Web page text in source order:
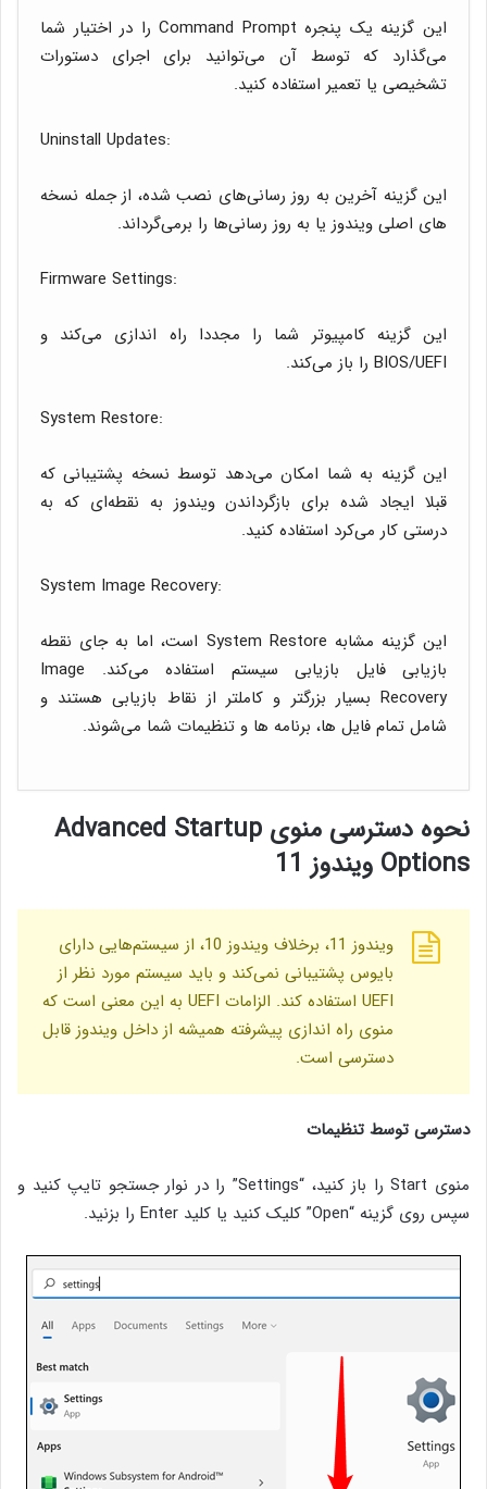
این گزینه یک پنجره Command Prompt را در اختیار شما
می‌گذارد که توسط آن می‌توانید برای اجرای دستورات
تشخیصی یا تعمیر استفاده کنید.
Uninstall Updates:
این گزینه آخرین به روز رسانی‌های نصب شده، از جمله نسخه
های اصلی ویندوز یا به روز رسانی‌ها را برمی‌گرداند.
Firmware Settings:
این گزینه کامپیوتر شما را مجددا راه اندازی می‌کند و
BIOS/UEFI را باز می‌کند.
System Restore:
این گزینه به شما امکان می‌دهد توسط نسخه پشتیبانی که
قبلا ایجاد شده برای بازگرداندن ویندوز به نقطه‌ای که به
درستی کار می‌کرد استفاده کنید.
System Image Recovery:
این گزینه مشابه System Restore است، اما به جای نقطه
بازیابی فایل بازیابی سیستم استفاده می‌کند. Image
Recovery بسیار بزرگتر و کاملتر از نقاط بازیابی هستند و
شامل تمام فایل ها، برنامه ها و تنظیمات شما می‌شوند.
نحوه دسترسی منوی Advanced Startup
Options ویندوز 11
ویندوز 11، برخلاف ویندوز 10، از سیستم‌هایی دارای
بایوس پشتیبانی نمی‌کند و باید سیستم مورد نظر از
UEFI استفاده کند. الزامات UEFI به این معنی است که
منوی راه اندازی پیشرفته همیشه از داخل ویندوز قابل
دسترسی است.
دسترسی توسط تنظیمات
منوی Start را باز کنید، “Settings” را در نوار جستجو تایپ کنید و
سپس روی گزینه “Open” کلیک کنید یا کلید Enter را بزنید.